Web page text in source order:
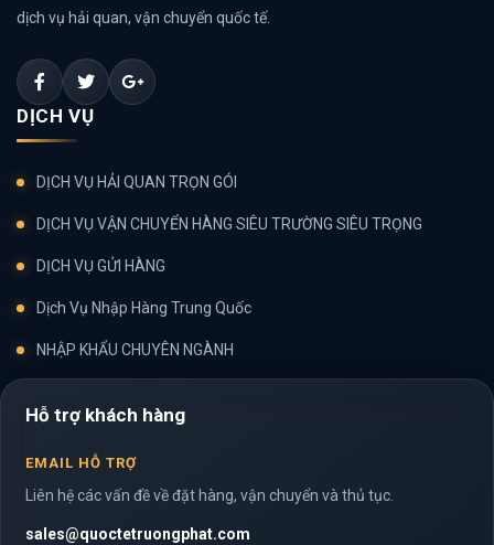
dịch vụ hải quan, vận chuyển quốc tế.
DỊCH VỤ
DỊCH VỤ HẢI QUAN TRỌN GÓI
DỊCH VỤ VẬN CHUYỂN HÀNG SIÊU TRƯỜNG SIÊU TRỌNG
DỊCH VỤ GỬI HÀNG
Dịch Vụ Nhập Hàng Trung Quốc
NHẬP KHẨU CHUYÊN NGÀNH
Hỗ trợ khách hàng
EMAIL HỖ TRỢ
Liên hệ các vấn đề về đặt hàng, vận chuyển và thủ tục.
sales@quoctetruongphat.com